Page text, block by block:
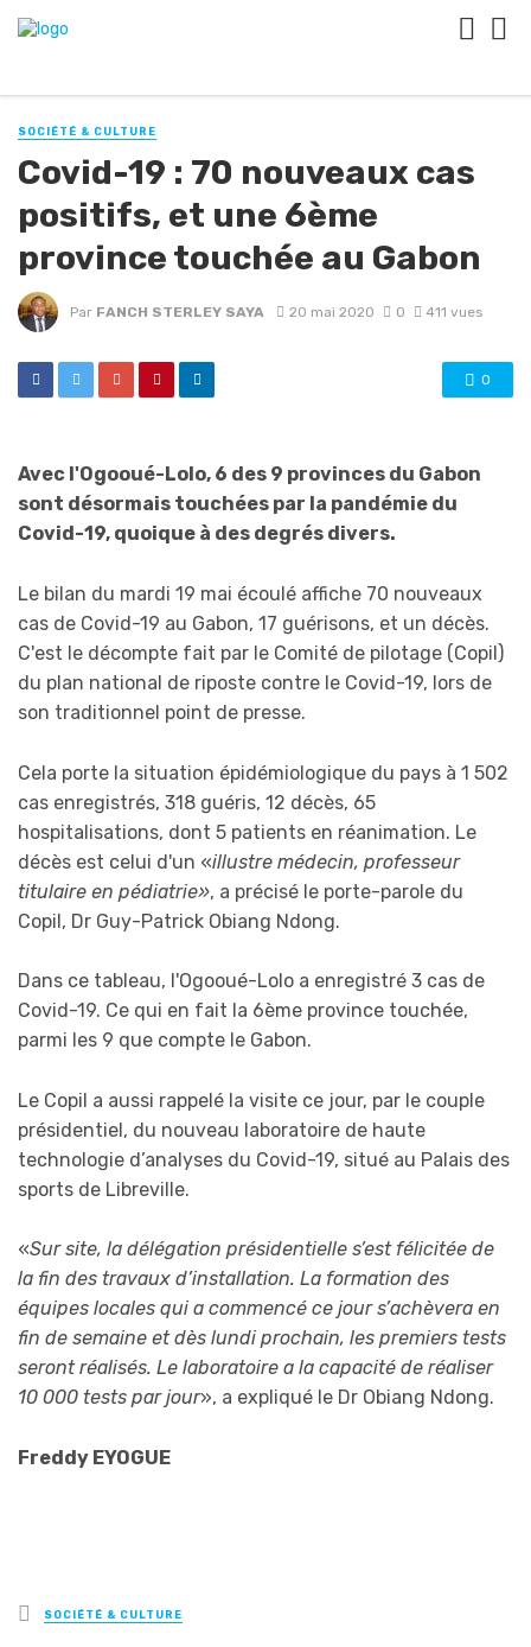
SOCIÉTÉ & CULTURE
Covid-19 : 70 nouveaux cas
positifs, et une 6ème
province touchée au Gabon
Par FANCH STERLEY SAYA 20 mai 2020 0 411 vues
0
Avec l'Ogooué-Lolo, 6 des 9 provinces du Gabon
sont désormais touchées par la pandémie du
Covid-19, quoique à des degrés divers.
Le bilan du mardi 19 mai écoulé affiche 70 nouveaux
cas de Covid-19 au Gabon, 17 guérisons, et un décès.
C'est le décompte fait par le Comité de pilotage (Copil)
du plan national de riposte contre le Covid-19, lors de
son traditionnel point de presse.
Cela porte la situation épidémiologique du pays à 1 502
cas enregistrés, 318 guéris, 12 décès, 65
hospitalisations, dont 5 patients en réanimation. Le
décès est celui d'un «illustre médecin, professeur
titulaire en pédiatrie», a précisé le porte-parole du
Copil, Dr Guy-Patrick Obiang Ndong.
Dans ce tableau, l'Ogooué-Lolo a enregistré 3 cas de
Covid-19. Ce qui en fait la 6ème province touchée,
parmi les 9 que compte le Gabon.
Le Copil a aussi rappelé la visite ce jour, par le couple
présidentiel, du nouveau laboratoire de haute
technologie d’analyses du Covid-19, situé au Palais des
sports de Libreville.
«Sur site, la délégation présidentielle s’est félicitée de
la fin des travaux d’installation. La formation des
équipes locales qui a commencé ce jour s’achèvera en
fin de semaine et dès lundi prochain, les premiers tests
seront réalisés. Le laboratoire a la capacité de réaliser
10 000 tests par jour», a expliqué le Dr Obiang Ndong.
Freddy EYOGUE
Posted
in
SOCIÉTÉ & CULTURE